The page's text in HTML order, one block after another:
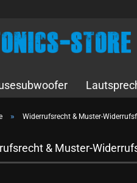
» Widerrufsrecht & Muster-
& Muster-